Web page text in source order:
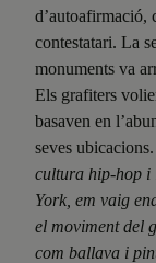
d’autoafirmació,
contestatari. La
monuments va
Els grafiters
basaven en
seves
cultura hip-hop i
York, em vaig
el moviment del
com ballava i